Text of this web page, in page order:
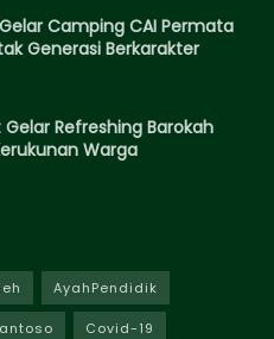
Camping CAI Permata
Generasi Berkarakter
Gelar Refreshing Barokah
Warga
AyahPendidik
Covid-19